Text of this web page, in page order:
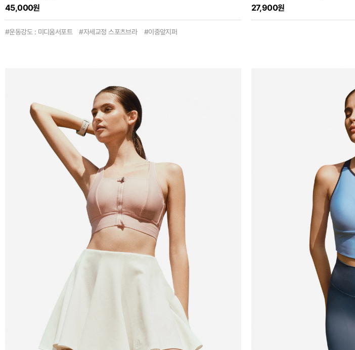
45,000원
#운동강도 : 미디움서포트 #자세교정 스포츠브라 #이중앞지퍼
27,900원